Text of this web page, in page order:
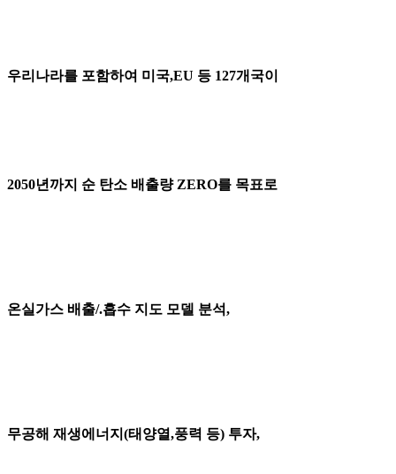
우리나라를 포함하여 미국,EU 등 127개국이
2050년까지 순 탄소 배출량 ZERO를 목표로
온실가스 배출/.흡수 지도 모델 분석,
무공해 재생에너지(태양열,풍력 등) 투자,